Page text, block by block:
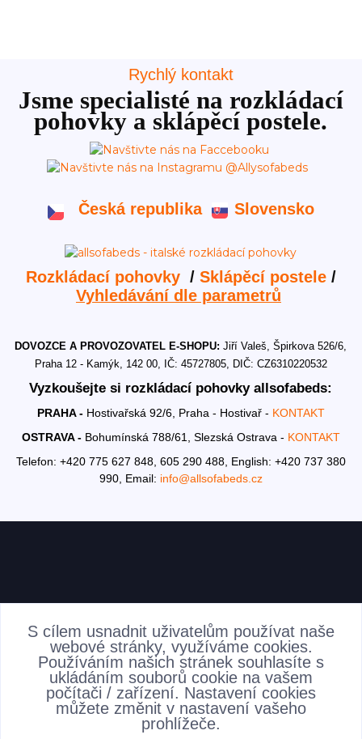
Rychlý kontakt
Jsme specialisté na rozkládací
pohovky a sklápěcí postele.
Česká republika Slovensko
Rozkládací pohovky / Sklápěcí postele/
Vyhledávání dle parametrů
DOVOZCE A PROVOZOVATEL E-SHOPU:Jiří Valeš, Špirkova 526/6,
Praha 12 - Kamýk, 142 00, IČ: 45727805, DIČ: CZ6310220532
Vyzkoušejte si rozkládací pohovky allsofabeds:
PRAHA - Hostivařská 92/6, Praha - Hostivař - KONTAKT
OSTRAVA - Bohumínská 788/61, Slezská Ostrava - KONTAKT
Telefon: +420 775 627 848, 605 290 488, English: +420 737 380
990, Email: info@allsofabeds.cz
AKTUALITY
S cílem usnadnit uživatelům používat naše
webové stránky, využíváme cookies.
Používáním našich stránek souhlasíte s
ukládáním souborů cookie na vašem
počítači / zařízení. Nastavení cookies
můžete změnit v nastavení vašeho
prohlížeče.